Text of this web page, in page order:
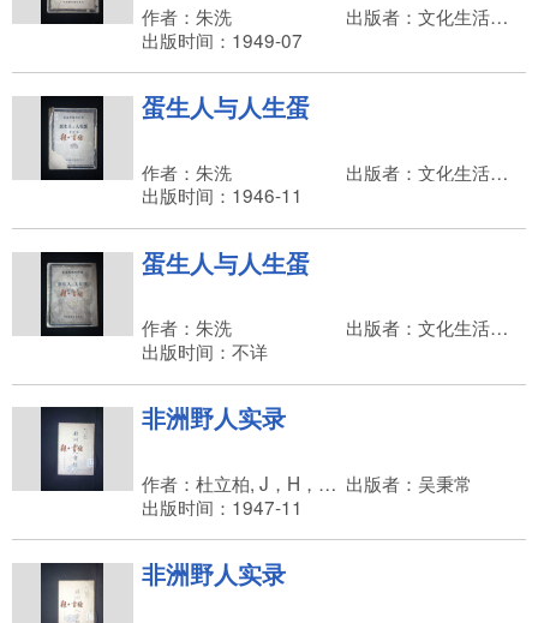
作者：朱洗
出版者：文化生活出版社
出版时间：1949-07
蛋生人与人生蛋
作者：朱洗
出版者：文化生活出版社，吴文林
出版时间：1946-11
蛋生人与人生蛋
作者：朱洗
出版者：文化生活出版社
出版时间：不详
非洲野人实录
作者：杜立柏, J，H，Driberg 出版者：吴秉常
出版时间：1947-11
非洲野人实录